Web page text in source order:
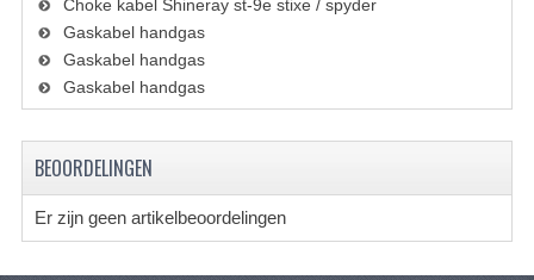
SHINERAY 300ST 5E
SHINERAY SPYDER/STIXE 250CC
BODY KAPPEN EN FRAME
Choke kabel Shineray st-9e stixe / spyder
Gaskabel handgas
Gaskabel handgas
Gaskabel handgas
BEOORDELINGEN
Er zijn geen artikelbeoordelingen